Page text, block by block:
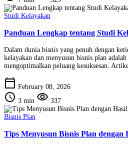
Studi Kelayakan
Panduan Lengkap tentang Studi
Dalam dunia bisnis yang penuh dengan
kelayakan dan menyusun bisnis plan
mengoptimalkan peluang kesuksesan.
calendar_today February 08, 2026
schedule 3 min visibility 337
Bisnis Plan
Tips Menyusun Bisnis Plan dengan